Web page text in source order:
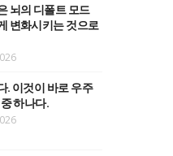
뇌의 디폴트 모드
변화시키는 것으로
. 이것이 바로 우주
하나다.